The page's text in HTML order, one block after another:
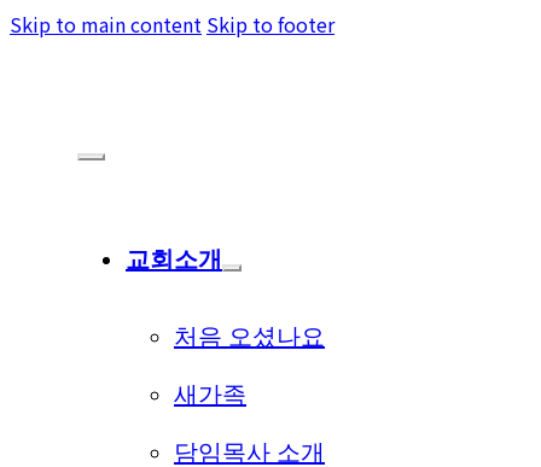
Skip to main content Skip to footer
교회소개
처음 오셨나요
새가족
담임목사 소개